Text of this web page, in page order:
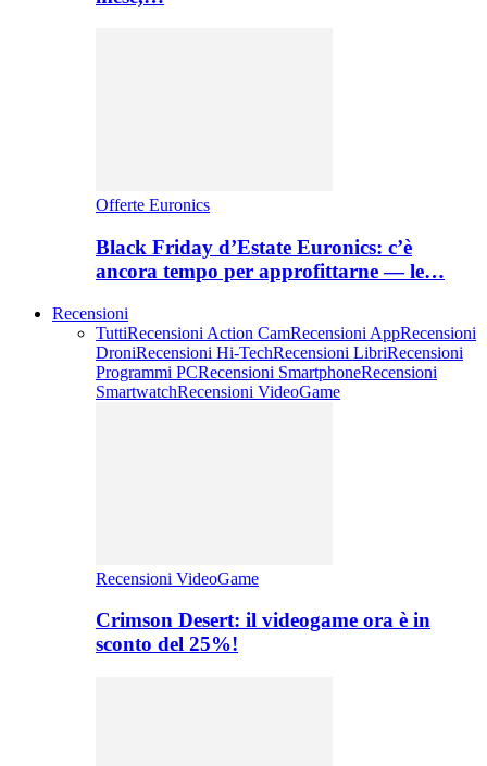
Offerte Euronics
Black Friday d’Estate Euronics: c’è
ancora tempo per approfittarne — le…
Recensioni
TuttiRecensioni Action CamRecensioni AppRecensioni
DroniRecensioni Hi-TechRecensioni LibriRecensioni
Programmi PCRecensioni SmartphoneRecensioni
SmartwatchRecensioni VideoGame
Recensioni VideoGame
Crimson Desert: il videogame ora è in
sconto del 25%!